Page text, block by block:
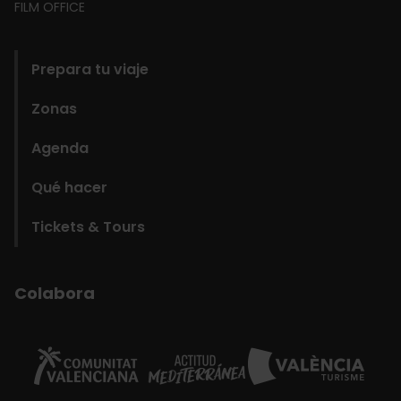
FILM OFFICE
Prepara tu viaje
Zonas
Agenda
Qué hacer
Tickets & Tours
Colabora